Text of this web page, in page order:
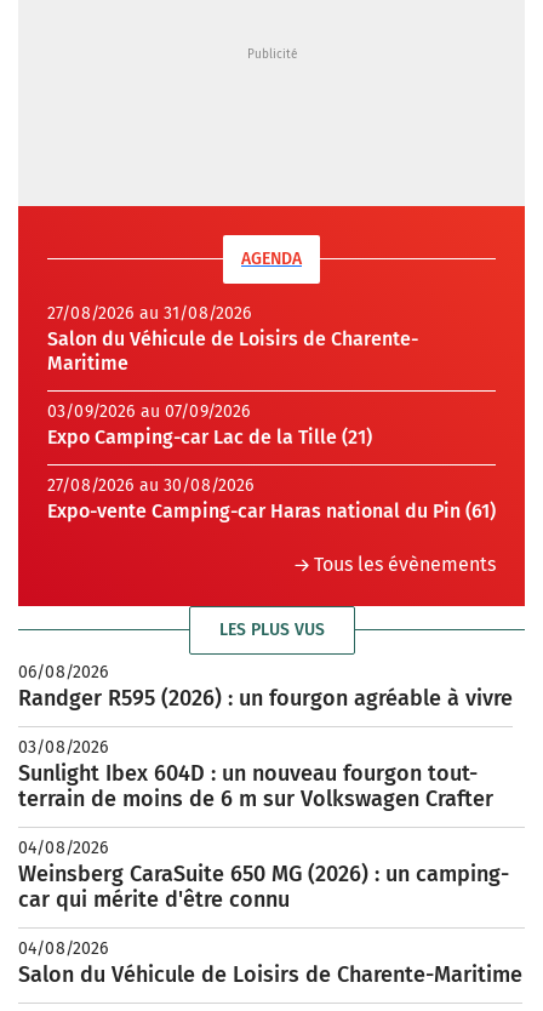
AGENDA
27/08/2026 au 31/08/2026
Salon du Véhicule de Loisirs de Charente-
Maritime
03/09/2026 au 07/09/2026
Expo Camping-car Lac de la Tille (21)
27/08/2026 au 30/08/2026
Expo-vente Camping-car Haras national du Pin (61)
Tous les évènements
LES PLUS VUS
06/08/2026
Randger R595 (2026) : un fourgon agréable à vivre
03/08/2026
Sunlight Ibex 604D : un nouveau fourgon tout-
terrain de moins de 6 m sur Volkswagen Crafter
04/08/2026
Weinsberg CaraSuite 650 MG (2026) : un camping-
car qui mérite d'être connu
04/08/2026
Salon du Véhicule de Loisirs de Charente-Maritime